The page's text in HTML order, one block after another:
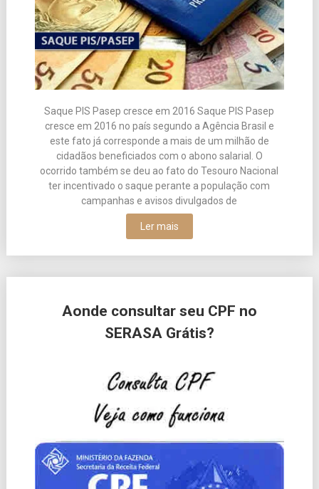
Saque PIS Pasep cresce em 2016 Saque PIS Pasep
cresce em 2016 no país segundo a Agência Brasil e
este fato já corresponde a mais de um milhão de
cidadãos beneficiados com o abono salarial. O
ocorrido também se deu ao fato do Tesouro Nacional
ter incentivado o saque perante a população com
campanhas e avisos divulgados de
Ler mais
Aonde consultar seu CPF no
SERASA Grátis?